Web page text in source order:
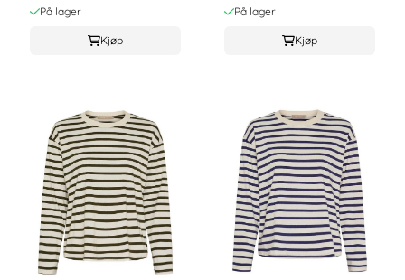
På lager
Kjøp
På lager
Kjøp